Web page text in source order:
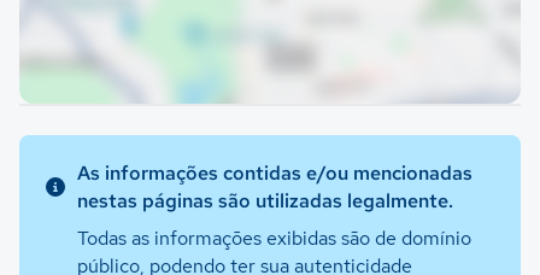
As informações contidas e/ou mencionadas
nestas páginas são utilizadas legalmente.
Todas as informações exibidas são de domínio
público, podendo ter sua autenticidade